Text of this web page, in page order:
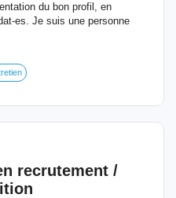
du bon profil, en
es. Je suis une personne
recrutement /